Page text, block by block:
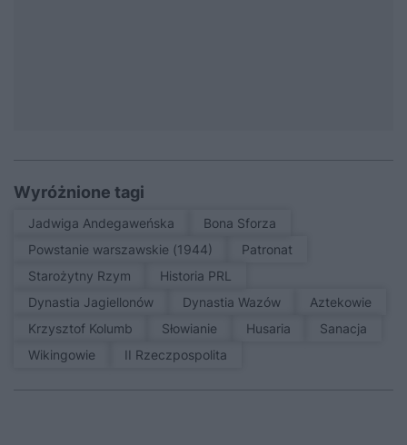
Wyróżnione tagi
Jadwiga Andegaweńska
Bona Sforza
Powstanie warszawskie (1944)
patronat
Starożytny Rzym
Historia PRL
Dynastia Jagiellonów
Dynastia Wazów
Aztekowie
Krzysztof Kolumb
Słowianie Husaria
sanacja
Wikingowie
II Rzeczpospolita